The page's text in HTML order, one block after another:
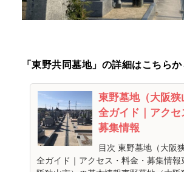
「東野共同墓地」の詳細はこちらか
東野墓地（大阪狭
全ガイド｜アクセ
募集情報
目次 東野墓地（大阪
全ガイド｜アクセス・料金・募集情報